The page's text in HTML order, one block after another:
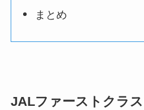
まとめ
JALファーストクラ